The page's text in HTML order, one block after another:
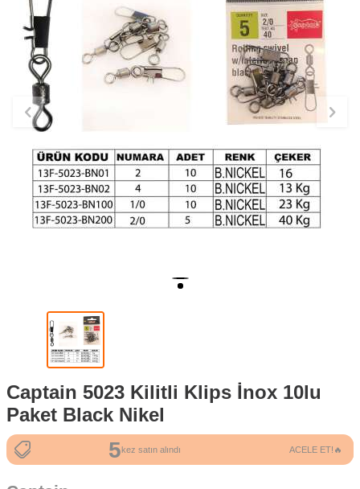
Captain 5023 Kilitli Klips İnox 10lu
Paket Black Nikel
5kez satın alındı
21kez görüntülendi ACELE ET!🔥